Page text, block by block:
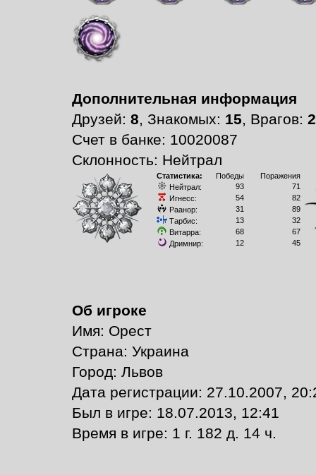
Дополнительная информация
Друзей: 8, Знакомых: 15, Врагов: 2
Счет в банке: 10020087
Склонность: Нейтрал
Статистика: Победы
Поражения
Нейтрал:
93
71
Игнесс:
54
82
Раанор:
31
89
Тарбис:
13
32
Витарра:
68
67
Дримнир:
12 45
Об игроке
Имя: Орест
Страна: Украина
Город: Львов
Дата регистрации: 27.10.2007,
Был в игре: 18.07.2013, 12:41
Время в игре: 1 г. 182 д. 14 ч.